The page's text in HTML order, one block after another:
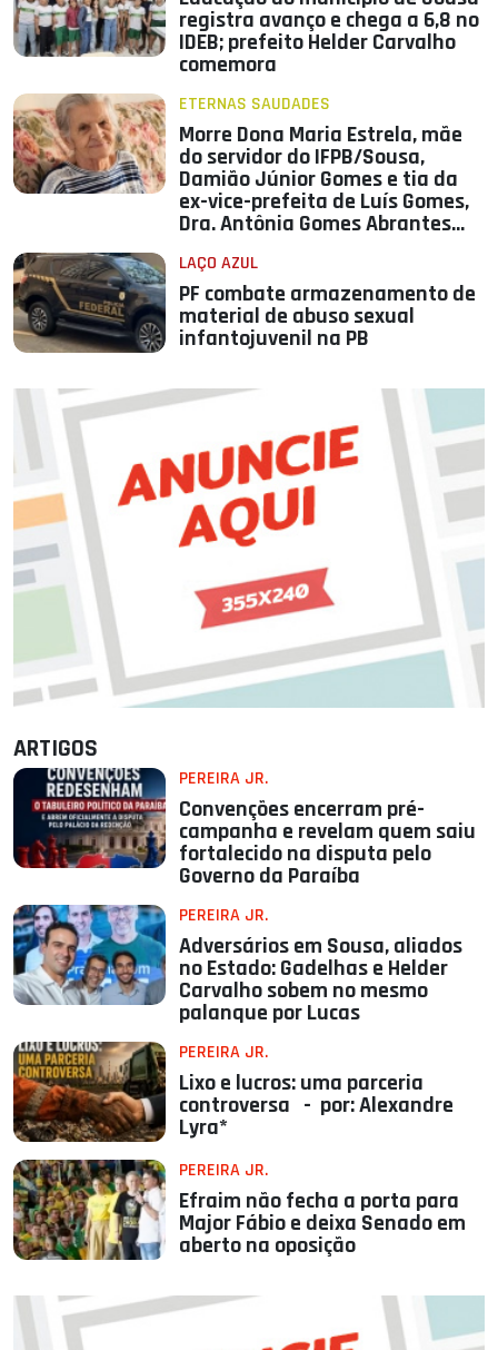
registra avanço e chega a 6,8 no
IDEB; prefeito Helder Carvalho
comemora
ETERNAS SAUDADES
Morre Dona Maria Estrela, mãe
do servidor do IFPB/Sousa,
Damião Júnior Gomes e tia da
ex-vice-prefeita de Luís Gomes,
Dra. Antônia Gomes Abrantes
LAÇO AZUL
PF combate armazenamento de
material de abuso sexual
infantojuvenil na PB
ARTIGOS
PEREIRA JR.
Convenções encerram pré-
campanha e revelam quem saiu
fortalecido na disputa pelo
Governo da Paraíba
PEREIRA JR.
Adversários em Sousa, aliados
no Estado: Gadelhas e Helder
Carvalho sobem no mesmo
palanque por Lucas
PEREIRA JR.
Lixo e lucros: uma parceria
controversa - por: Alexandre
Lyra*
PEREIRA JR.
Efraim não fecha a porta para
Major Fábio e deixa Senado em
aberto na oposição